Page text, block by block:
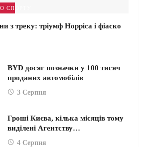
СПОРТУ
з треку: тріумф Норріса і фіаско
BYD досяг позначки у 100 тисяч
проданих автомобілів
3 Серпня
Гроші Києва, кілька місяців тому
виділені Агентству…
4 Серпня